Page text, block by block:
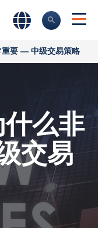
重要 — 中级交易策略
么非
交易